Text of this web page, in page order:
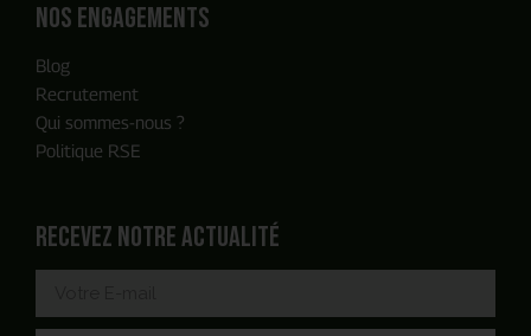
Nos engagements
Blog
Recrutement
Qui sommes-nous ?
Politique RSE
Recevez notre actualité